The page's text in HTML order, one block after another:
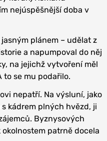
nejúspěšnější doba v
plánem – udělat z
a napumpoval do něj
na jejichž vytvoření měl
to se mu podařilo.
nepatří. Na výsluní, jako
kádrem plných hvězd, ji
Byznysových
patrně docela